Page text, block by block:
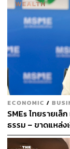
ขึ้น ซึ่งช่วยล
Market) แล
R:
แข็งแรงและ
ประกอบกา
จำหน่ายให้
วิสาหกิจราย
ล้านบาทต่อ
ตลาดและโ
ประเทศ
ECONOMIC /
SMEs ไทยรายเล็
ธรรม – ขาดแหล่
เอกชนเร่งแก้